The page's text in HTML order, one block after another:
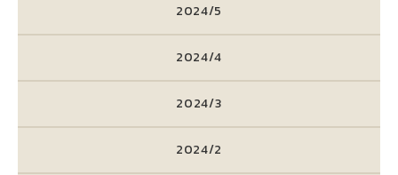
2024/5
2024/4
2024/3
2024/2